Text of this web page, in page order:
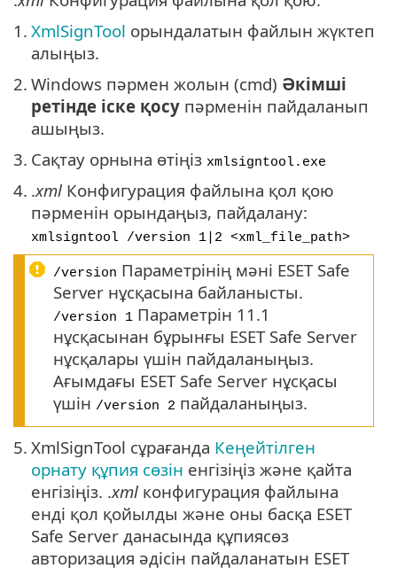
1. XmlSignTool орындалатын файлын жүктеп
алыңыз.
2. Windows пәрмен жолын (cmd) Әкімші
ретінде іске қосу пәрменін пайдаланып
ашыңыз.
3. Сақтау орнына өтіңіз xmlsigntool.exe
4. .xml Конфигурация файлына қол қою
пәрменін орындаңыз, пайдалану:
xmlsigntool /version 1|2 <xml_file_path>
/version Параметрінің мәні ESET Safe
Server нұсқасына байланысты.
/version 1 Параметрін 11.1
нұсқасынан бұрынғы ESET Safe Server
нұсқалары үшін пайдаланыңыз.
Ағымдағы ESET Safe Server нұсқасы
үшін /version 2 пайдаланыңыз.
5. XmlSignTool сұрағанда Кеңейтілген
орнату құпия сөзін енгізіңіз және қайта
енгізіңіз. .xml конфигурация файлына
енді қол қойылды және оны басқа ESET
Safe Server данасында құпиясөз
авторизация әдісін пайдаланатын ESET